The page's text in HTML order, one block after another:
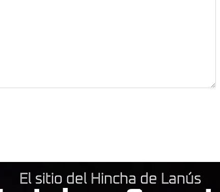
El sitio del Hincha de Lanús